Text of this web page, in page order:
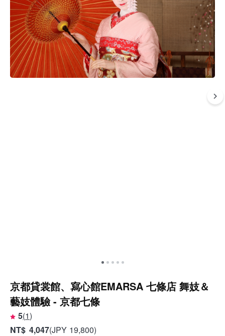
京都貸裳館、寫心館EMARSA 七條店 舞妓＆
藝妓體驗 - 京都七條
5(1)
NT$ 4,047(JPY 19,800)